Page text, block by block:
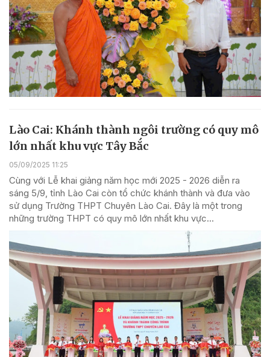
Lào Cai: Khánh thành ngôi trường có quy mô
lớn nhất khu vực Tây Bắc
05/09/2025 11:25
Cùng với Lễ khai giảng năm học mới 2025 - 2026 diễn ra
sáng 5/9, tỉnh Lào Cai còn tổ chức khánh thành và đưa vào
sử dụng Trường THPT Chuyên Lào Cai. Đây là một trong
những trường THPT có quy mô lớn nhất khu vực...